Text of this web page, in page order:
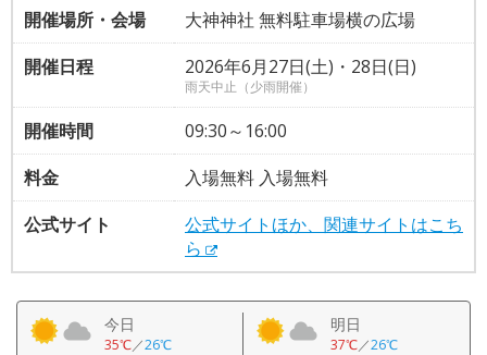
開催場所・会場
大神神社 無料駐車場横の広場
開催日程
2026年6月27日(土)・28日(日)
雨天中止（少雨開催）
開催時間
09:30～16:00
料金
入場無料 入場無料
公式サイト
公式サイトほか、関連サイトはこち
ら
今日
35℃／26℃
明日
37℃／26℃